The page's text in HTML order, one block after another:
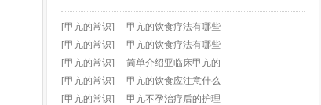
[甲亢的常识]
甲亢的饮食疗法有哪些
[甲亢的常识]
甲亢的饮食疗法有哪些
[甲亢的常识]
简单介绍亚临床甲亢的
[甲亢的常识]
甲亢的饮食应注意什么
[甲亢的常识]
甲亢不孕治疗后的护理